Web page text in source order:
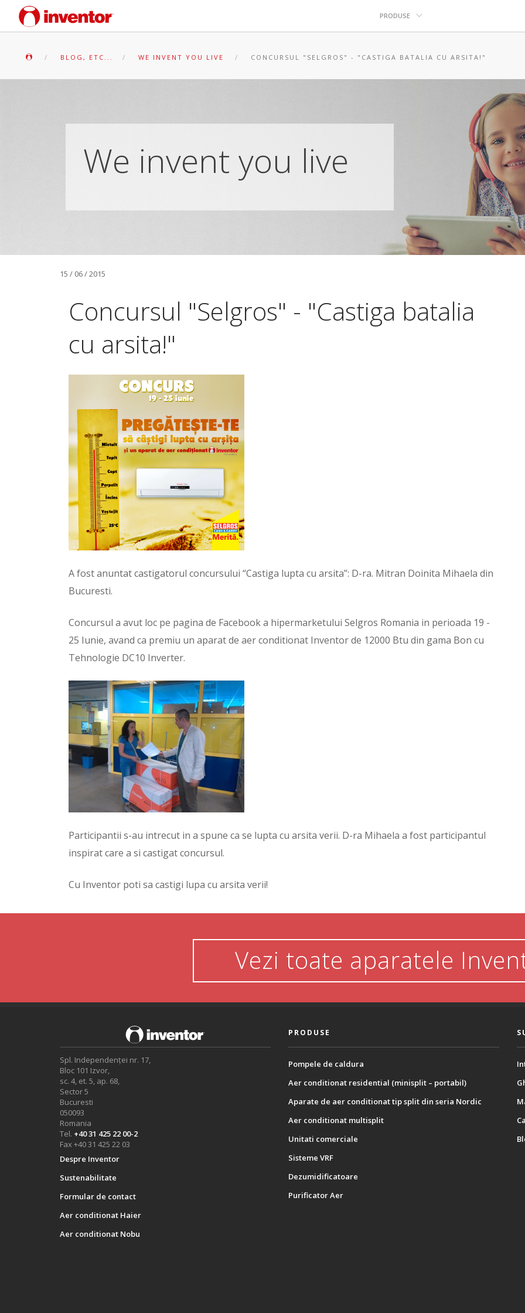
PRODUSE
BLOG, ETC... WE INVENT YOU LIVE CONCURSUL "SELGROS" - "CASTIGA BATALIA CU ARSITA!"
We invent you live
15 / 06 / 2015
Concursul "Selgros" - "Castiga batalia
cu arsita!"
A fost anuntat castigatorul concursului “Castiga lupta cu arsita”: D-ra. Mitran Doinita Mihaela din
Bucuresti.
Concursul a avut loc pe pagina de Facebook a hipermarketului Selgros Romania in perioada 19 -
25 Iunie, avand ca premiu un aparat de aer conditionat Inventor de 12000 Btu din gama Bon cu
Tehnologie DC10 Inverter.
Participantii s-au intrecut in a spune ca se lupta cu arsita verii. D-ra Mihaela a fost participantul
inspirat care a si castigat concursul.
Cu Inventor poti sa castigi lupa cu arsita verii!
Vezi toate aparatele
Spl. Independenței nr. 17,
Bloc 101 Izvor,
sc. 4, et. 5, ap. 68,
Sector 5
Bucuresti
050093
Romania
Tel. +40 31 425 22 00-2
Fax +40 31 425 22 03
Despre Inventor
Sustenabilitate
Formular de contact
Aer conditionat Haier
Aer conditionat Nobu
PRODUSE
Pompele de caldura
Aer conditionat residential (minisplit – portabil)
Aparate de aer conditionat tip split din seria Nordic
Aer conditionat multisplit
Unitati comerciale
Sisteme VRF
Dezumidificatoare
Purificator Aer